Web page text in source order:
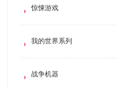
惊悚游戏
我的世界系列
战争机器